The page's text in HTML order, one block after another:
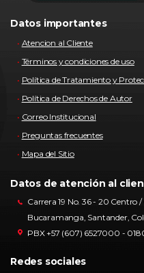
Datos importantes
Atencion al Cliente
Términos y condiciones de uso
Política de Tratamiento y
Política de Derechos de Autor
Correo Institucional
Preguntas frecuentes
Mapa del Sitio
Datos de atención al
Carrera 19 No. 36 - 20 Centro
Bucaramanga, Santander,
PBX +57 (607) 6527000 -
Redes sociales